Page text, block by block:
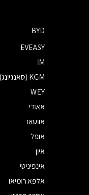
BYD
EVEASY
IM
KGM (סאנגיונג)
WEY
אאודי
אווטאר
אופל
איון
אינפיניטי
אלפא רומיאו